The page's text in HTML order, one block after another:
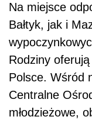
Na miejsce
Bałtyk, jak i
Rodziny
Polsce. Wśród
Centralne
młodzieżowe,